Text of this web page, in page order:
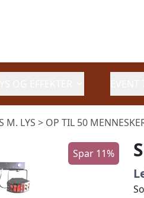
M. LYS > OP TIL 50
Spar 11%